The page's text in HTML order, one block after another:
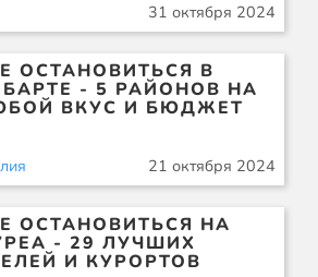
31 октября 2024
ОСТАНОВИТЬСЯ В
- 5 РАЙОНОВ НА
ВКУС И БЮДЖЕТ
21 октября 2024
ОСТАНОВИТЬСЯ НА
- 29 ЛУЧШИХ
И КУРОРТОВ